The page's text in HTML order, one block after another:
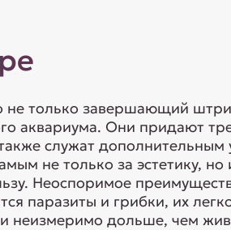
не только завершающий
аквариума. Они придают
служат
не только за эстетику,
Неоспоримое
паразиты и грибки, их
неизмеримо дольше, чем